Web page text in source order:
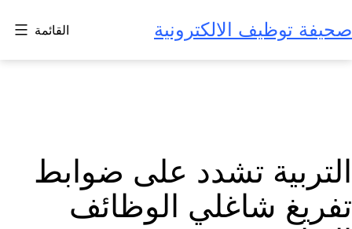
إلى
المحتوى
صحيفة توظيف الالكترونية القائمة
التربية تشدد على ضوابط
تفريغ شاغلي الوظائف